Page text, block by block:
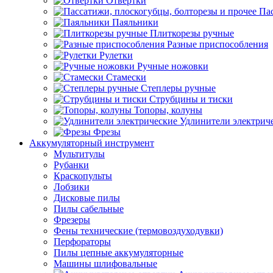
Паяльники
Плиткорезы ручные
Разные приспособления
Рулетки
Ручные ножовки
Стамески
Степлеры ручные
Струбцины и тиски
Топоры, колуны
Удлинители
Фрезы
Аккумуляторный инструмент
Мультитулы
Рубанки
Краскопульты
Лобзики
Дисковые пилы
Пилы сабельные
Фрезеры
Фены технические (термовоздуходувки)
Перфораторы
Пилы цепные аккумуляторные
Машины шлифовальные